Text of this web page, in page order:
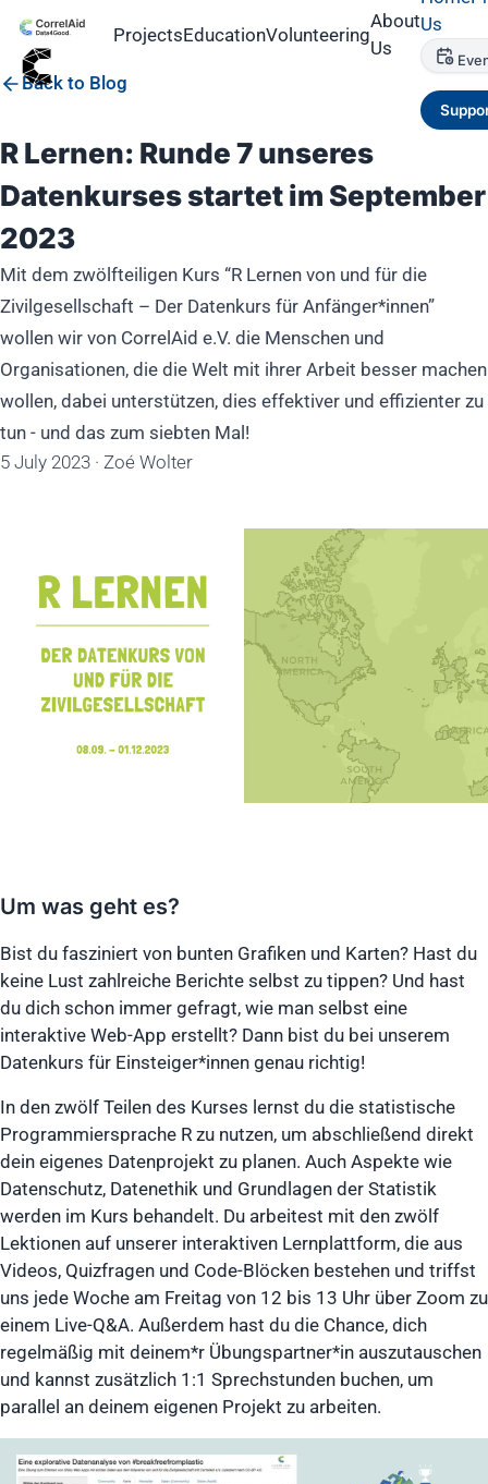
ProjectsEducationVolunteering
About
Us
Us
Back to Blog
R Lernen: Runde 7 unseres
Datenkurses startet im September
2023
Mit dem zwölfteiligen Kurs “R Lernen von und für die
Zivilgesellschaft – Der Datenkurs für Anfänger*innen”
wollen wir von CorrelAid e.V. die Menschen und
Organisationen, die die Welt mit ihrer Arbeit besser machen
wollen, dabei unterstützen, dies effektiver und effizienter zu
tun - und das zum siebten Mal!
5 July 2023 · Zoé Wolter
Um was geht es?
Bist du fasziniert von bunten Grafiken und Karten? Hast du
keine Lust zahlreiche Berichte selbst zu tippen? Und hast
du dich schon immer gefragt, wie man selbst eine
interaktive Web-App erstellt? Dann bist du bei unserem
Datenkurs für Einsteiger*innen genau richtig!
In den zwölf Teilen des Kurses lernst du die statistische
Programmiersprache R zu nutzen, um abschließend direkt
dein eigenes Datenprojekt zu planen. Auch Aspekte wie
Datenschutz, Datenethik und Grundlagen der Statistik
werden im Kurs behandelt. Du arbeitest mit den zwölf
Lektionen auf unserer interaktiven Lernplattform, die aus
Videos, Quizfragen und Code-Blöcken bestehen und triffst
uns jede Woche am Freitag von 12 bis 13 Uhr über Zoom zu
einem Live-Q&A. Außerdem hast du die Chance, dich
regelmäßig mit deinem*r Übungspartner*in auszutauschen
und kannst zusätzlich 1:1 Sprechstunden buchen, um
parallel an deinem eigenen Projekt zu arbeiten.